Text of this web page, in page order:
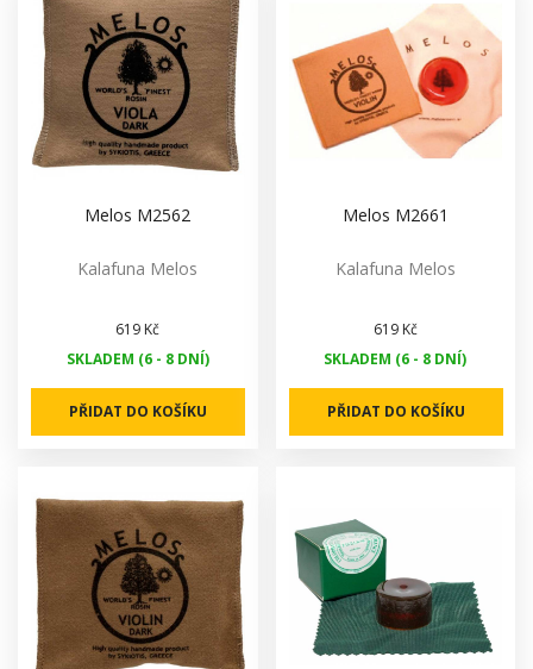
Melos M2562
Kalafuna Melos
619 Kč
SKLADEM (6 - 8 DNÍ)
PŘIDAT DO KOŠÍKU
Melos M2661
Kalafuna Melos
619 Kč
SKLADEM (6 - 8 DNÍ)
PŘIDAT DO KOŠÍKU